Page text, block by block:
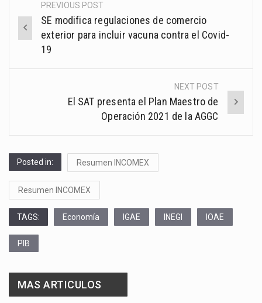
Post
navigation
PREVIOUS POST
SE modifica regulaciones de comercio
exterior para incluir vacuna contra el Covid-
19
NEXT POST
El SAT presenta el Plan Maestro de
Operación 2021 de la AGGC
Posted in: Resumen INCOMEX
Resumen INCOMEX
TAGS: Economía IGAE INEGI IOAE
PIB
MAS ARTICULOS